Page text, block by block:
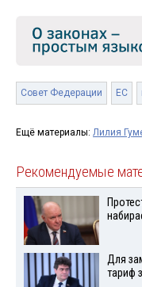
Совет Федерации ЕС
Ещё материалы: Лилия
Рекомендуемые
Для
тариф